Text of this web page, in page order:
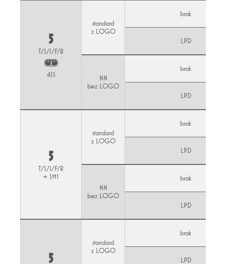
5
T/S/I/F/R
4SS
standard
z LOGO
brak
LPD
NN
bez LOGO
brak
LPD
5
T/S/I/F/R
+ SM1
standard
z LOGO
brak
LPD
NN
bez LOGO
brak
LPD
5
standard
z LOGO
brak
LPD